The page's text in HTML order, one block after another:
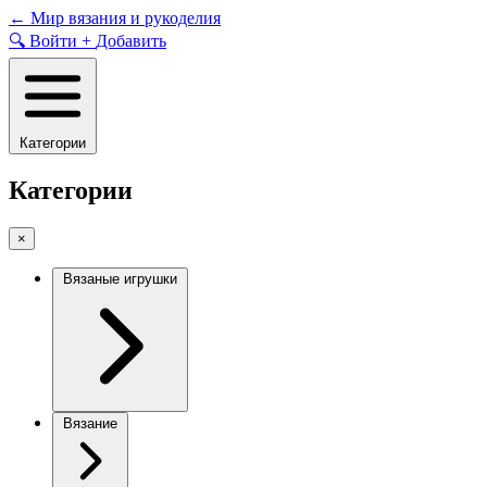
Skip
to
content
← Мир вязания и рукоделия
🔍 Войти + Добавить
Категории
Категории
×
Вязаные игрушки
Вязание